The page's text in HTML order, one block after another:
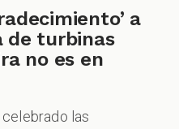
a
de turbinas
no es en
las